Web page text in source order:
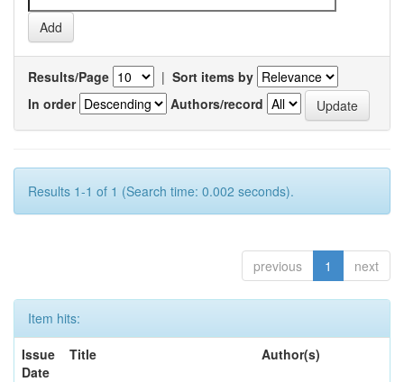
Results/Page | Sort items by
In order
Authors/record
Results 1-1 of 1 (Search time: 0.002 seconds).
previous 1 next
Item hits:
Issue
Date
Title Author(s)